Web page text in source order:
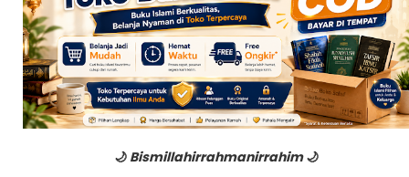
🌙 Bismillahirrahmanirrahim🌙